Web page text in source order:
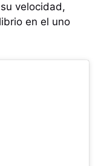
velocidad,
en el uno